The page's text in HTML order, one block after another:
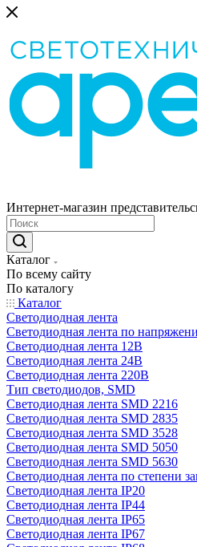
Интернет-магазин
Каталог
По всему сайту
По каталогу
Каталог
Светодиодная лента
Светодиодная лента по
Светодиодная лента 12В
Светодиодная лента 24В
Светодиодная лента 220В
Тип светодиодов, SMD
Cветодиодная лента SMD 2216
Светодиодная лента SMD 2835
Светодиодная лента SMD 3528
Светодиодная лента SMD 5050
Светодиодная лента SMD 5630
Светодиодная лента по степени
Светодиодная лента IP20
Светодиодная лента IP44
Светодиодная лента IP65
Светодиодная лента IP67